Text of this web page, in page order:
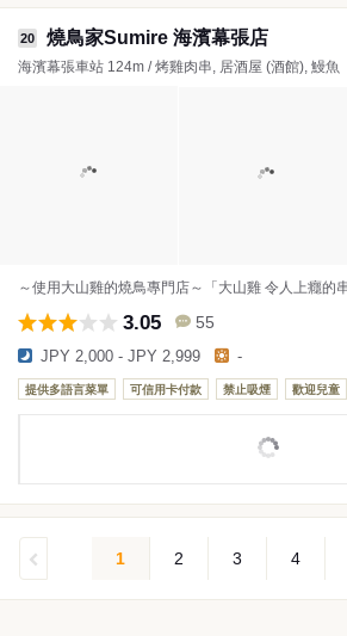
20 燒鳥家Sumire 海濱幕張店
海濱幕張車站 124m / 烤雞肉串, 居酒屋 (酒館), 鰻魚
～使用大山雞的燒鳥專門店～「大山雞 令人上癮的
3.05 55
JPY 2,000 - JPY 2,999 -
提供多語言菜單 可信用卡付款 禁止吸煙 歡迎兒童
1 2 3 4